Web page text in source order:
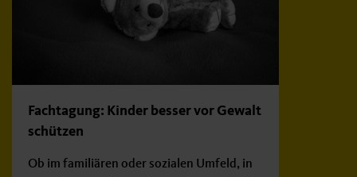
Fachtagung: Kinder besser vor Gewalt
schützen
Ob im familiären oder sozialen Umfeld, in